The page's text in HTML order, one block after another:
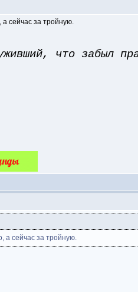
сейчас за тройную.
что забыл
а сейчас за тройную.